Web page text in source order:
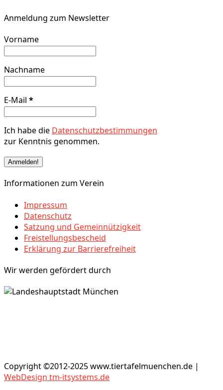
Anmeldung zum Newsletter
Vorname
Nachname
E-Mail *
Ich habe die Datenschutzbestimmungen
zur Kenntnis genommen.
Informationen zum Verein
Impressum
Datenschutz
Satzung und Gemeinnützigkeit
Freistellungsbescheid
Erklärung zur Barrierefreiheit
Wir werden gefördert durch
Copyright ©2012-2025 www.tiertafelmuenchen.de |
WebDesign tm-itsystems.de